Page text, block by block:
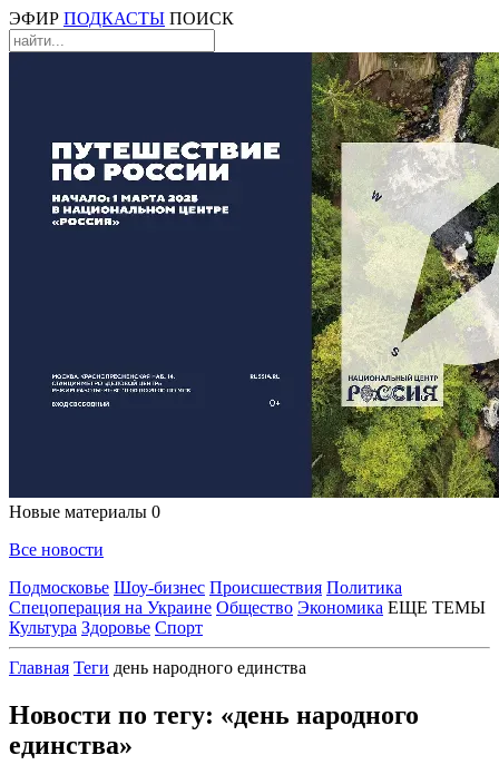
ЭФИР ПОДКАСТЫ ПОИСК
Новые материалы 0
Все новости
Подмосковье Шоу-бизнес Происшествия Политика
Спецоперация на Украине Общество Экономика ЕЩЕ ТЕМЫ
Культура Здоровье Спорт
Главная Теги день народного единства
Новости по тегу: «день народного
единства»